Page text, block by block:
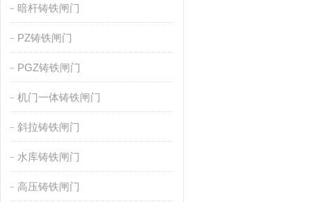
暗杆铸铁闸门
PZ铸铁闸门
PGZ铸铁闸门
机门一体铸铁闸门
斜拉铸铁闸门
水库铸铁闸门
高压铸铁闸门